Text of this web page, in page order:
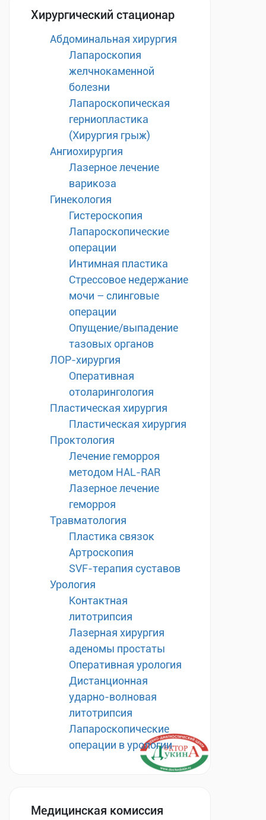
Хирургический стационар
Абдоминальная хирургия
Лапароскопия
желчнокаменной
болезни
Лапароскопическая
герниопластика
(Хирургия грыж)
Ангиохирургия
Лазерное лечение
варикоза
Гинекология
Гистероскопия
Лапароскопические
операции
Интимная пластика
Стрессовое недержание
мочи – слинговые
операции
Опущение/выпадение
тазовых органов
ЛОР-хирургия
Оперативная
отоларингология
Пластическая хирургия
Пластическая хирургия
Проктология
Лечение геморроя
методом HAL-RAR
Лазерное лечение
геморроя
Травматология
Пластика связок
Артроскопия
SVF-терапия суставов
Урология
Контактная
литотрипсия
Лазерная хирургия
аденомы простаты
Оперативная урология
Дистанционная
ударно-волновая
литотрипсия
Лапароскопические
операции в урологии
Медицинская комиссия